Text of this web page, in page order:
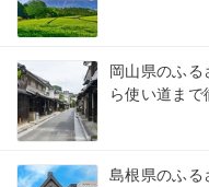
岡山県のふ
ら使い道まで
島根県のふる